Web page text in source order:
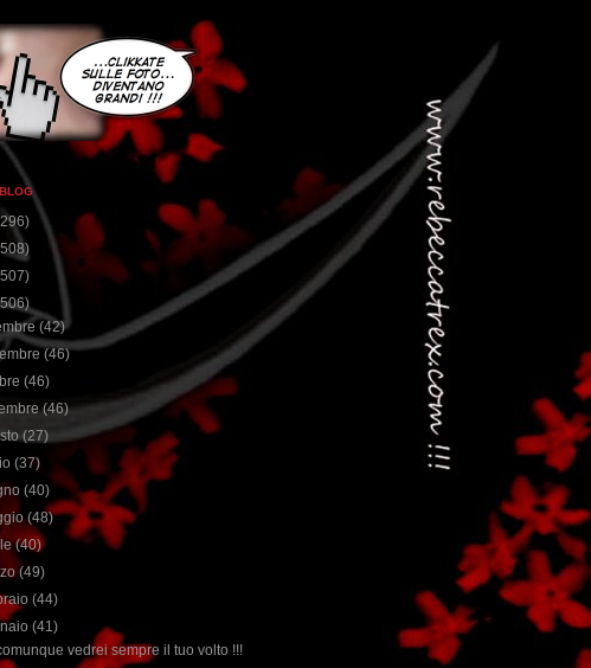
(42)
(46)
(46)
(46)
(27)
(37)
(40)
(48)
(40)
(49)
(44)
(41)
vedrei sempre il tuo volto !!!